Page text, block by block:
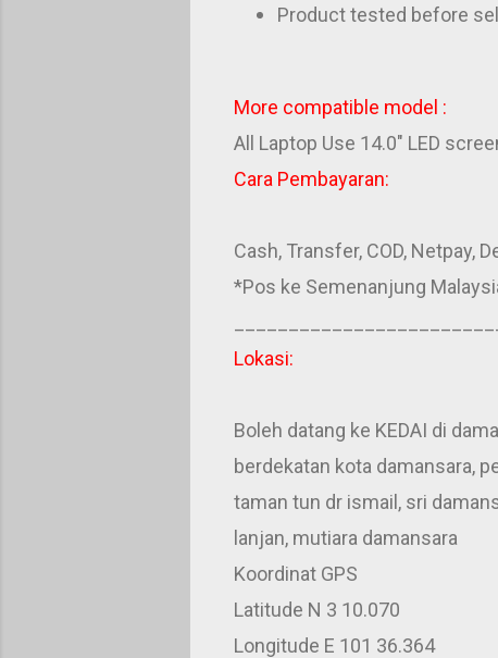
Product tested before
More compatible model :
All Laptop Use 14.0" LED
Cara Pembayaran:
Cash, Transfer, COD, Netpay,
*Pos ke Semenanjung
Lokasi:
Boleh datang ke KEDAI di
berdekatan kota damansara,
taman tun dr ismail, sri
lanjan, mutiara damansara
Koordinat GPS
Latitude N 3 10.070
Longitude E 101 36.364